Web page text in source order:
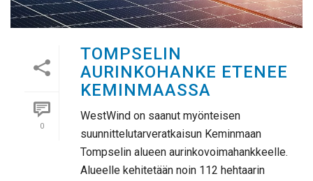
0
TOMPSELIN
AURINKOHANKE ETENEE
KEMINMAASSA
WestWind on saanut myönteisen
suunnittelutarveratkaisun Keminmaan
Tompselin alueen aurinkovoimahankkeelle.
Alueelle kehitetään noin 112 hehtaarin